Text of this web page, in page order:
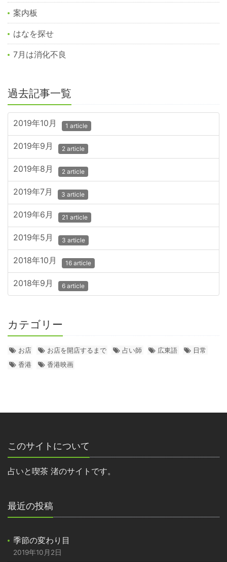
案内板
はなを探せ
7月は消化不良
過去記事一覧
2019年10月 1 article
2019年9月 2 article
2019年8月 2 article
2019年7月 3 article
2019年6月 21 article
2019年5月 3 article
2018年10月 16 article
2018年9月 6 article
カテゴリー
お店 お店を開店するまで 占い師 広東語
日常
香港
香港映画
このサイトについて
占いと喫茶 渚のサイトです。
最近の投稿
季節の変わり目
2019年10月2日